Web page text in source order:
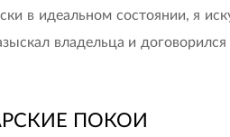
в идеальном состоянии, я
владельца и
ПОКОИ